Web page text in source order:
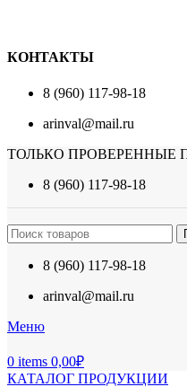
КОНТАКТЫ
8 (960) 117-98-18
arinval@mail.ru
ТОЛЬКО ПРОВЕРЕННЫЕ
8 (960) 117-98-18
8 (960) 117-98-18
arinval@mail.ru
Меню
0 items 0,00₽
КАТАЛОГ ПРОДУКЦИИ